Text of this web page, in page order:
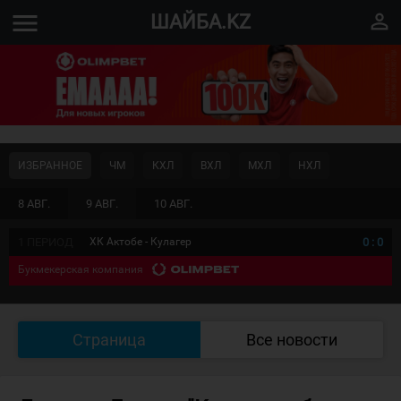
menu ШАЙБА.KZ perm_identity
8 АВГ. 9 АВГ. 10 АВГ.
ИЗБРАННОЕ ЧМ КХЛ ВХЛ МХЛ НХЛ
ХК Актобе - Кулагер 0 : 0
Букмекерская компания
Страница Все новости